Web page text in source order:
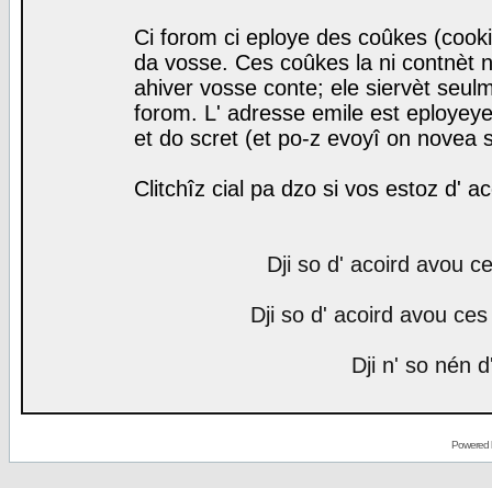
Ci forom ci eploye des coûkes
da vosse. Ces coûkes la ni contnèt
ahiver vosse conte; ele siervèt
forom. L' adresse emile est
et do scret (et po-z evoyî on novea
Clitchîz cial pa dzo si vos estoz d'
Dji so d' acoird avou
Dji so d' acoird avou
Dji n' so nén
Powered